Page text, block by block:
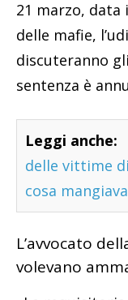
21 marzo,
delle mafie,
discuteranno
sentenza è
Leggi anche:
delle vittime
cosa
L’avvocato
volevano